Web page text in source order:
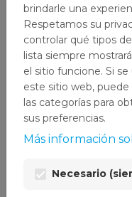
DE FRANCE EN
con el fin de:
Gestionar tu
envío de
(OPTIMY)
Valorar los
plataforma
convocatorias
de
brindarle una
Respetamos su
controlar qué tipos
lista siempre
el sitio funcione. Si
este sitio web,
las categorías para
sus preferencias.
Más información
Necesario